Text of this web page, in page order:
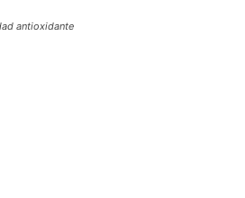
antioxidante